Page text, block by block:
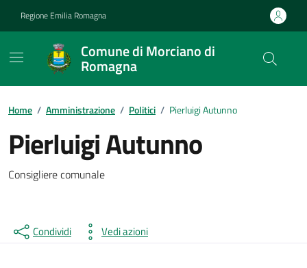
Regione Emilia Romagna
Comune di Morciano di
Romagna
Contenuti in evidenza
Home / Amministrazione / Politici / Pierluigi Autunno
Pierluigi Autunno
Consigliere comunale
Condividi Vedi azioni